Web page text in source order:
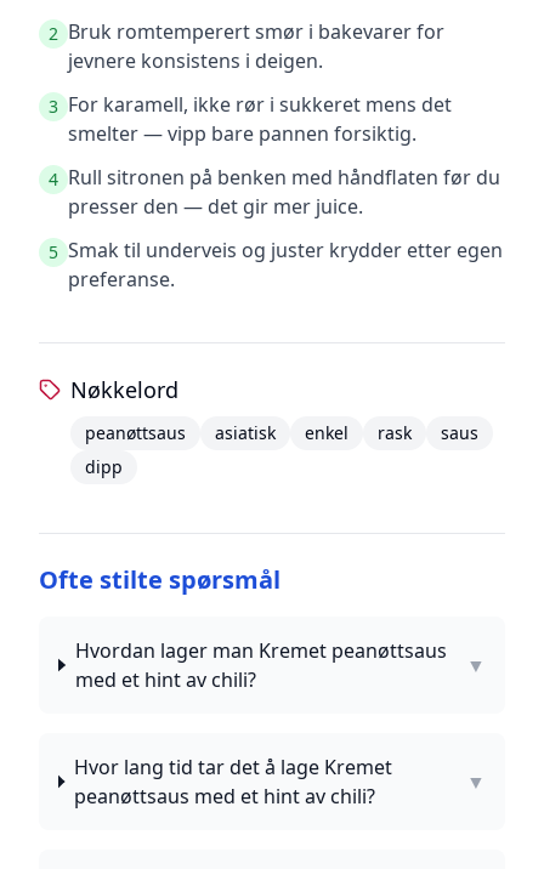
2 Bruk romtemperert smør i bakevarer for
jevnere konsistens i deigen.
3 For karamell, ikke rør i sukkeret mens det
smelter — vipp bare pannen forsiktig.
4 Rull sitronen på benken med håndflaten før du
presser den — det gir mer juice.
5 Smak til underveis og juster krydder etter egen
preferanse.
Nøkkelord
peanøttsaus asiatisk enkel rask
saus
dipp
Ofte stilte spørsmål
Hvordan lager man Kremet peanøttsaus
med et hint av chili?
▼
Hvor lang tid tar det å lage Kremet
peanøttsaus med et hint av chili?
▼